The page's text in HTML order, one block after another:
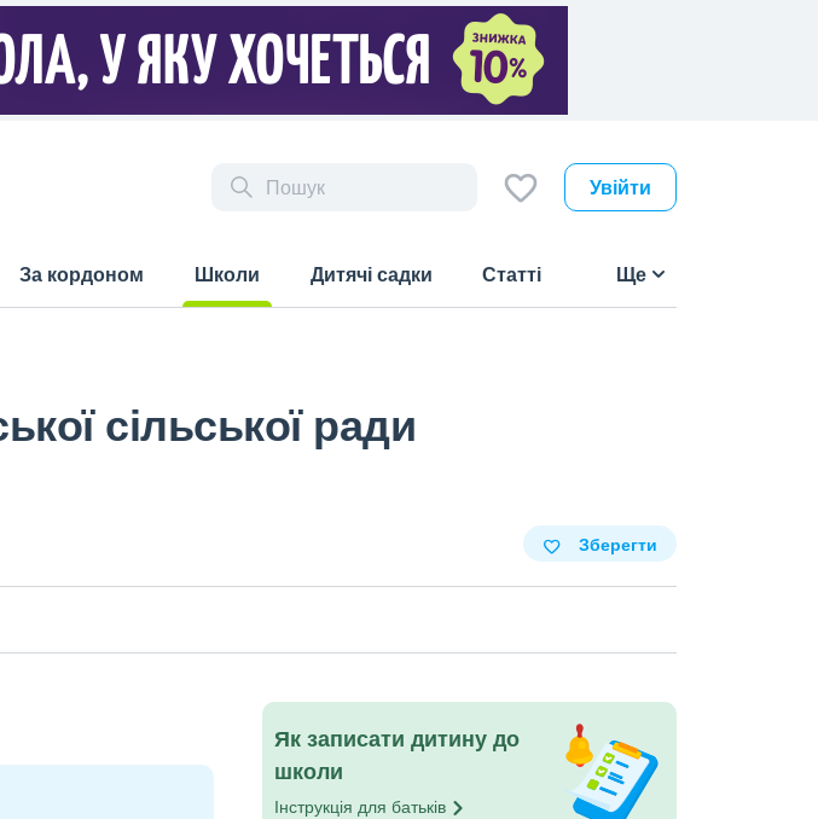
Увійти
За кордоном
Школи
Дитячі садки Статті Ще
сільської ради
Зберегти
Як записати дитину до
школи
Інструкція для батьків